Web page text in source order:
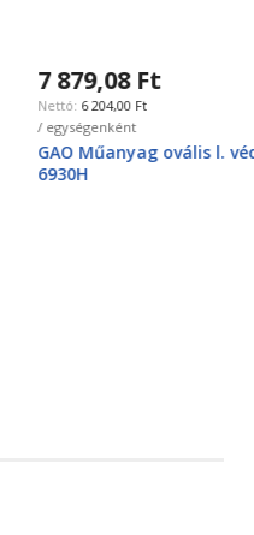
max. fekete